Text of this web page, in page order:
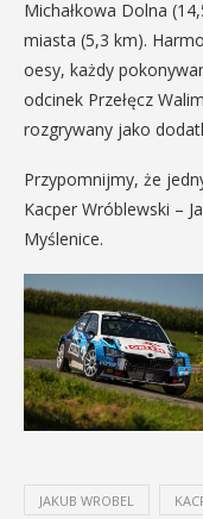
Michałkowa Dolna
miasta (5,3 km).
oesy, każdy
odcinek Przełęcz
rozgrywany jako
Przypomnijmy, że
Kacper Wróblewski –
Myślenice.
JAKUB WROBEL